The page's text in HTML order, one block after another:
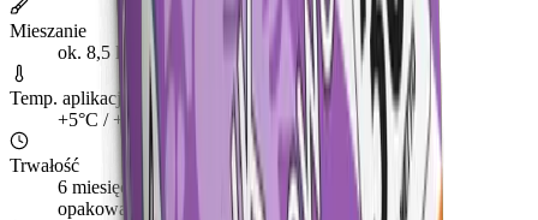
Mieszanie
ok. 8,5 l wody na 30 kg (0,27–0,29 l/kg)
Temp. aplikacji
+5°C / +25°C
Trwałość
6 miesięcy w oryginalnym, szczelnie zamkniętym
opakowaniu